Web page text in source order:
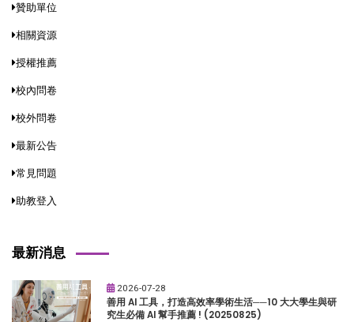
贊助單位
相關資源
授權推薦
校內問卷
校外問卷
最新公告
常見問題
助教登入
最新消息
2026-07-28
善用 AI 工具，打造高效率學術生活──10 大大學生與研
究生必備 AI 幫手推薦 ! (20250825)